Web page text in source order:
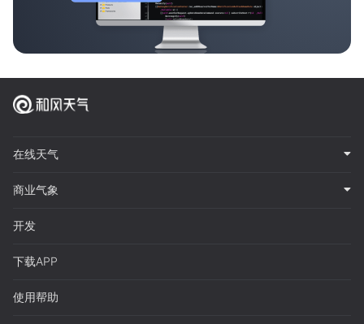
在线天气
商业气象
开发
下载APP
使用帮助